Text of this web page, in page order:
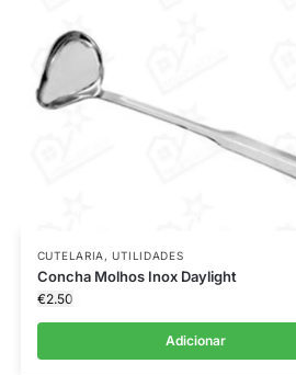
CUTELARIA ,UTILIDADES
Concha Molhos Inox Daylight
€2.50
Adicionar